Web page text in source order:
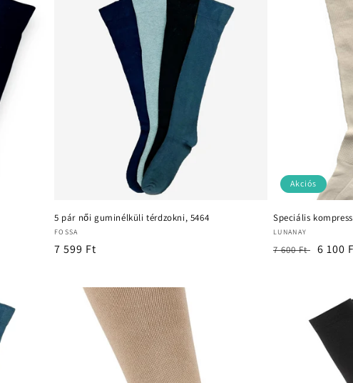
5 pár női guminélküli térdzokni, 5464
Forgalmazó:
FOSSA
Normál
7 599 Ft
Akciós
Speciális
Forgalmazó:
LUNANAY
Normál
7 600 Ft Akciós
6 100